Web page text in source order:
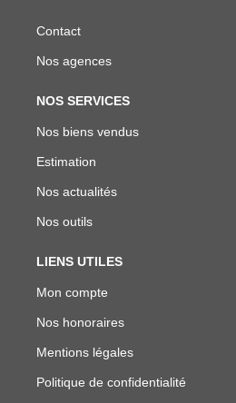
Contact
Nos agences
NOS SERVICES
Nos biens vendus
Estimation
Nos actualités
Nos outils
LIENS UTILES
Mon compte
Nos honoraires
Mentions légales
Politique de confidentialité